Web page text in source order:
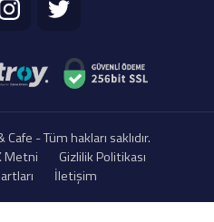
- Tüm hakları saklıdır.
Metni
Gizlilik Politikası
İletişim